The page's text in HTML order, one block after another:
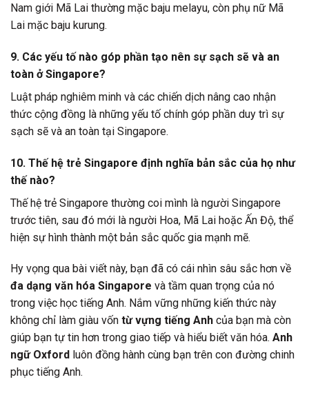
Nam giới Mã Lai thường mặc baju melayu, còn phụ nữ Mã
Lai mặc baju kurung.
9. Các yếu tố nào góp phần tạo nên sự sạch sẽ và an
toàn ở Singapore?
Luật pháp nghiêm minh và các chiến dịch nâng cao nhận
thức cộng đồng là những yếu tố chính góp phần duy trì sự
sạch sẽ và an toàn tại Singapore.
10. Thế hệ trẻ Singapore định nghĩa bản sắc của họ như
thế nào?
Thế hệ trẻ Singapore thường coi mình là người Singapore
trước tiên, sau đó mới là người Hoa, Mã Lai hoặc Ấn Độ, thể
hiện sự hình thành một bản sắc quốc gia mạnh mẽ.
Hy vọng qua bài viết này, bạn đã có cái nhìn sâu sắc hơn về
đa dạng văn hóa Singapore và tầm quan trọng của nó
trong việc học tiếng Anh. Nắm vững những kiến thức này
không chỉ làm giàu vốn từ vựng tiếng Anh của bạn mà còn
giúp bạn tự tin hơn trong giao tiếp và hiểu biết văn hóa. Anh
ngữ Oxford luôn đồng hành cùng bạn trên con đường chinh
phục tiếng Anh.